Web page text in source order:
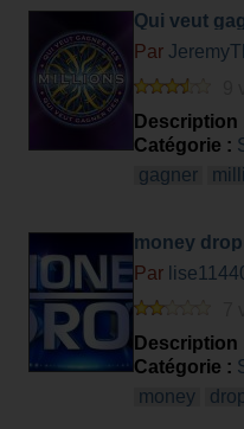
Qui veut
Par
Description
Catégorie :
gagner
money drop
Par
Description
Catégorie :
money